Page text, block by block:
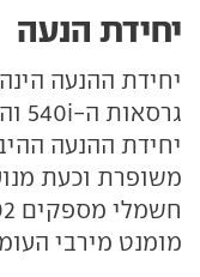
יחידת הנעה
יחידת ההנעה
יחידת ההנעה
מומנט מירבי העומד על 42.8